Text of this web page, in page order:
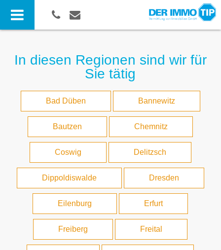
In diesen Regionen sind wir für
Sie tätig
Bad Düben Bannewitz
Bautzen Chemnitz
Coswig Delitzsch
Dippoldiswalde Dresden
Eilenburg Erfurt
Freiberg Freital